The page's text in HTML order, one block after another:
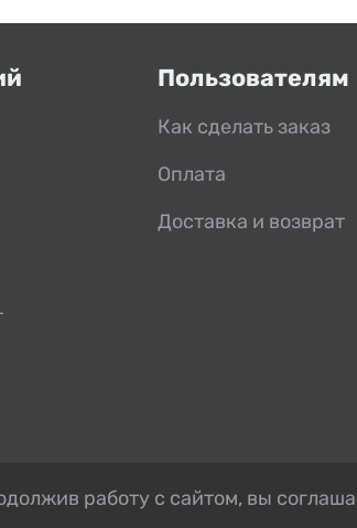
Пользователям
Как сделать заказ
Оплата
Доставка и возврат
работу с сайтом, вы